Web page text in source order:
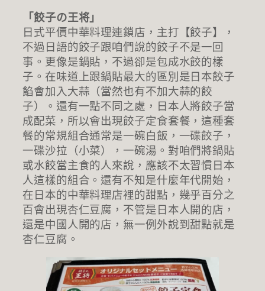
「餃子の王将」
日式平價中華料理連鎖店，主打【餃子】，
不過日語的餃子跟咱們說的餃子不是一回
事。更像是鍋貼，不過卻是包成水餃的樣
子。在味道上跟鍋貼最大的區別是日本餃子
餡會加入大蒜（當然也有不加大蒜的餃
子）。還有一點不同之處，日本人將餃子當
成配菜，所以會出現餃子定食套餐，這種套
餐的常規組合通常是一碗白飯，一碟餃子，
一碟沙拉（小菜），一碗湯。對咱們將鍋貼
或水餃當主食的人來說，應該不太習慣日本
人這樣的組合。還有不知是什麼年代開始，
在日本的中華料理店裡的甜點，幾乎百分之
百會出現杏仁豆腐，不管是日本人開的店，
還是中國人開的店，無一例外說到甜點就是
杏仁豆腐。